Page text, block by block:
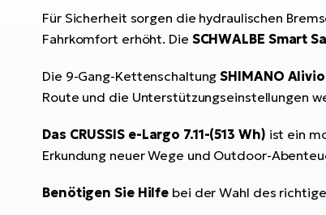
Für Sicherheit sorgen die hydraulischen
Fahrkomfort erhöht. Die SCHWALBE Smart
Die 9-Gang-KettenschaltungSHIMANO Alivio
Route und die Unterstützungseinstellungen
Das CRUSSIS e-Largo 7.11-(513 Wh) ist ein
Erkundung neuer Wege und Outdoor-
Benötigen Sie Hilfe bei der Wahl des